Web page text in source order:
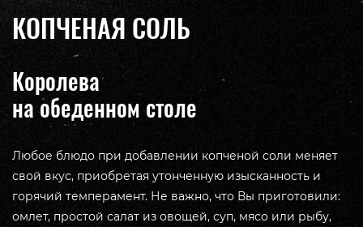
КОПЧЕНАЯ СОЛЬ
Королева
на обеденном столе
Любое блюдо при добавлении копченой соли меняет
свой вкус, приобретая утонченную изысканность и
горячий темперамент. Не важно, что Вы приготовили:
омлет, простой салат из овощей, суп, мясо или рыбу,